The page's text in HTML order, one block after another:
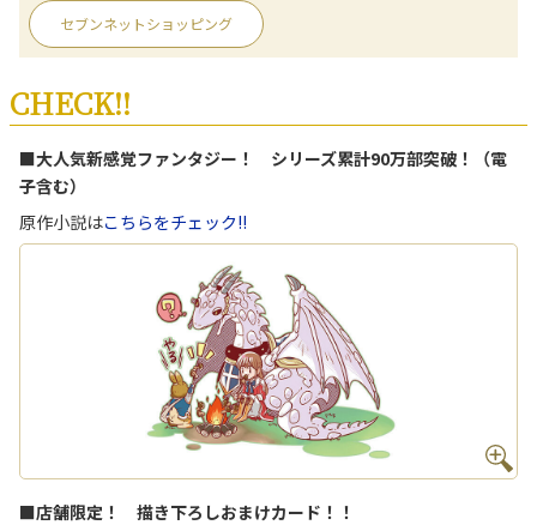
セブンネットショッピング
CHECK!!
■大人気新感覚ファンタジー！ シリーズ累計90万部突破！（電
子含む）
原作小説はこちらをチェック!!
■店舗限定！ 描き下ろしおまけカード！！